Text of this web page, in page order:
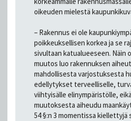
oikeuden mielestä
– Rakennus ei ole
poikkeuksellisen korkea ja se
sivultaan katualueeseen. Näin
muutos luo rakennuksen
mahdollisesta varjostuksesta
edellytykset terveelliselle,
viihtyisälle elinympäristölle,
muutoksesta aiheudu
54 §:n 3 momentissa kiellettyjä